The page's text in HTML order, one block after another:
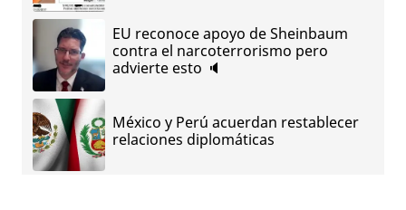
EU reconoce apoyo de Sheinbaum
contra el narcoterrorismo pero
advierte esto 🔈
México y Perú acuerdan restablecer
relaciones diplomáticas